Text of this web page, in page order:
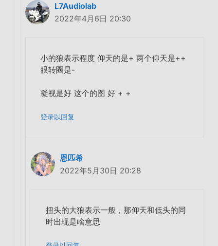
L7Audiolab
2022年4月6日 20:30
小的狼表示程度 仰天的是+ 两个仰天是++
眼转圈是-
凝视是好 这个的图 好 + +
登录以回复
恩匹希
2022年5月30日 20:28
扭头的大狼表示一般，那仰天和低头的同
时出现是啥意思